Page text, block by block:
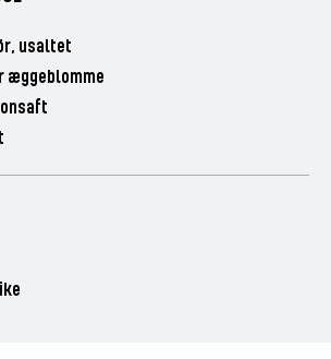
usaltet
æggeblomme